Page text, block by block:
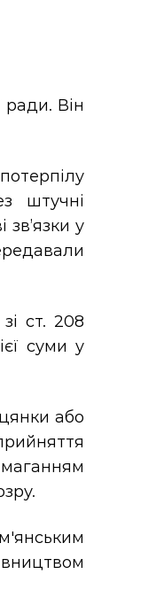
ради. Він
штучні
у
ст. 208
суми у
або